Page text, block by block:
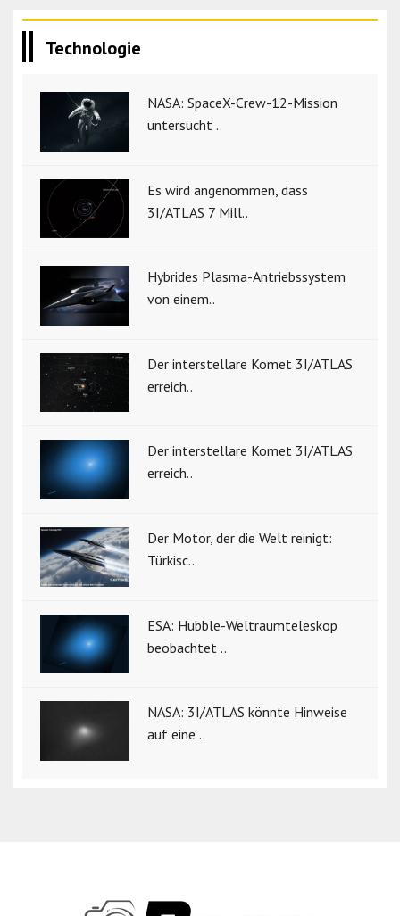
Technologie
NASA: SpaceX-Crew-12-Mission
untersucht ..
Es wird angenommen, dass
3I/ATLAS 7 Mill..
Hybrides Plasma-Antriebssystem
von einem..
Der interstellare Komet 3I/ATLAS
erreich..
Der interstellare Komet 3I/ATLAS
erreich..
Der Motor, der die Welt reinigt:
Türkisc..
ESA: Hubble-Weltraumteleskop
beobachtet ..
NASA: 3I/ATLAS könnte Hinweise
auf eine ..